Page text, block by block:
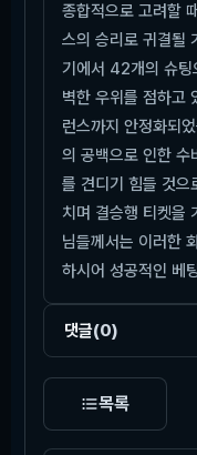
종합적으로 고려할
스의 승리로 귀결될
기에서 42개의 슈팅
벽한 우위를 점하고
런스까지 안정화되
의 공백으로 인한 수
를 견디기 힘들 것으
치며 결승행 티켓을
님들께서는 이러한
하시어 성공적인 베
댓글(0)
목록